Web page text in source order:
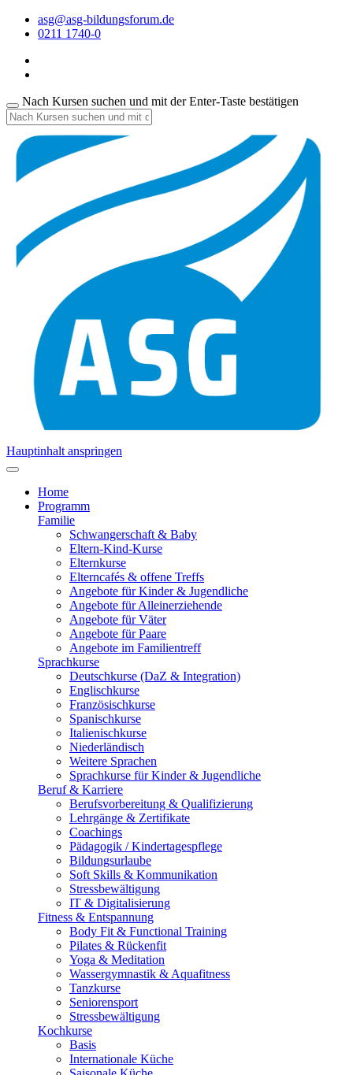
asg@asg-bildungsforum.de
0211 1740-0
Nach Kursen suchen und mit der Enter-Taste bestätigen
Hauptinhalt anspringen
Home
Programm
Familie
Schwangerschaft & Baby
Eltern-Kind-Kurse
Elternkurse
Elterncafés & offene Treffs
Angebote für Kinder & Jugendliche
Angebote für Alleinerziehende
Angebote für Väter
Angebote für Paare
Angebote im Familientreff
Sprachkurse
Deutschkurse (DaZ & Integration)
Englischkurse
Französischkurse
Spanischkurse
Italienischkurse
Niederländisch
Weitere Sprachen
Sprachkurse für Kinder & Jugendliche
Beruf & Karriere
Berufsvorbereitung & Qualifizierung
Lehrgänge & Zertifikate
Coachings
Pädagogik / Kindertagespflege
Bildungsurlaube
Soft Skills & Kommunikation
Stressbewältigung
IT & Digitalisierung
Fitness & Entspannung
Body Fit & Functional Training
Pilates & Rückenfit
Yoga & Meditation
Wassergymnastik & Aquafitness
Tanzkurse
Seniorensport
Stressbewältigung
Kochkurse
Basis
Internationale Küche